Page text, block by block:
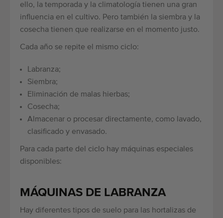
ello, la temporada y la climatología tienen una gran
influencia en el cultivo. Pero también la siembra y la
cosecha tienen que realizarse en el momento justo.
Cada año se repite el mismo ciclo:
Labranza;
Siembra;
Eliminación de malas hierbas;
Cosecha;
Almacenar o procesar directamente, como lavado,
clasificado y envasado.
Para cada parte del ciclo hay máquinas especiales
disponibles:
MÁQUINAS DE LABRANZA
Hay diferentes tipos de suelo para las hortalizas de